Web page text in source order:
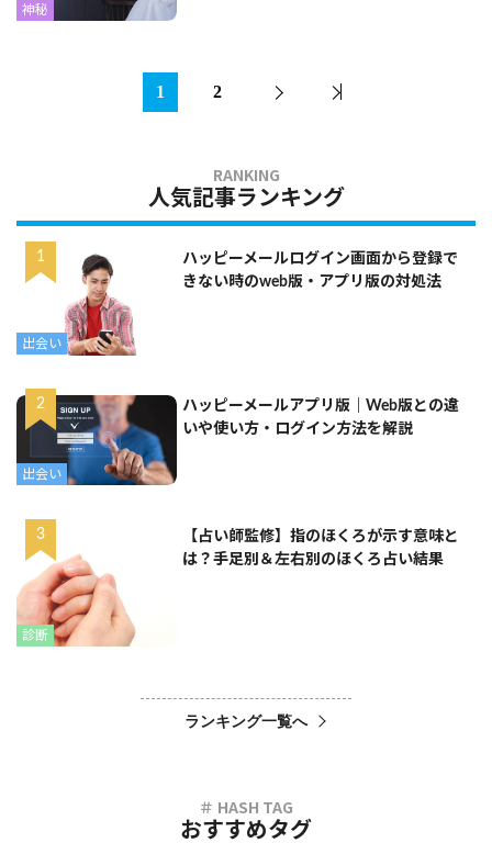
神秘
1 2
人気記事ランキング
出会い
ハッピーメールログイン画面から登録で
きない時のweb版・アプリ版の対処法
出会い
ハッピーメールアプリ版｜Web版との違
いや使い方・ログイン方法を解説
診断
【占い師監修】指のほくろが示す意味と
は？手足別＆左右別のほくろ占い結果
ランキング一覧へ
おすすめタグ